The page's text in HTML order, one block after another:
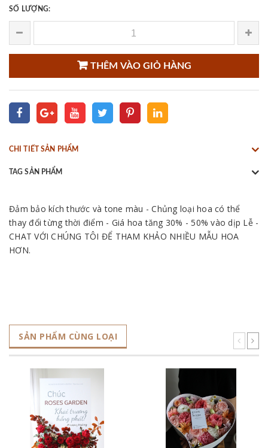
SỐ LƯỢNG:
THÊM VÀO GIỎ HÀNG
CHI TIẾT SẢN PHẨM
TAG SẢN PHẨM
Đảm bảo kích thước và tone màu - Chủng loại hoa có thể
thay đổi từng thời điểm - Giá hoa tăng 30% - 50% vào dịp Lễ -
CHAT VỚI CHÚNG TÔI ĐỂ THAM KHẢO NHIỀU MẪU HOA
HƠN.
SẢN PHẨM CÙNG LOẠI